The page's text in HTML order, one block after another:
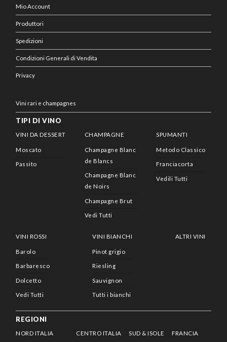
Mio Account
Produttori
Spedizioni
Condizioni Generali di Vendita
Privacy
Vini rari e champagnes
TIPI DI VINO
VINI DA DESSERT
Moscato
Passito
CHAMPAGNE
Champagne Blanc
de Blancs
Champagne Blanc
de Noirs
Champagne Brut
Vedi Tutti
SPUMANTI
Metodo Classico
Franciacorta
Vedili Tutti
VINI ROSSI
Barolo
Barbaresco
Dolcetto
Vedi Tutti
VINI BIANCHI
Pinot grigio
Riesling
Sauvignon
Tutti i bianchi
ALTRI VINI
REGIONI
NORD ITALIA CENTRO ITALIA SUD & ISOLE FRANCIA